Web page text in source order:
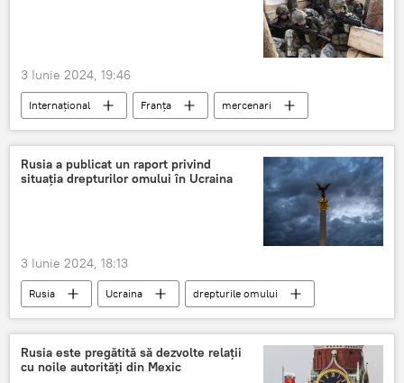
3 Iunie 2024, 19:46
Internațional Franța
mercenari
Donețk
Rusia a publicat un raport privind
situația drepturilor omului în Ucraina
3 Iunie 2024, 18:13
Rusia Ucraina
drepturile omului
Degradare
Rusia este pregătită să dezvolte relaţii
cu noile autorităţi din Mexic